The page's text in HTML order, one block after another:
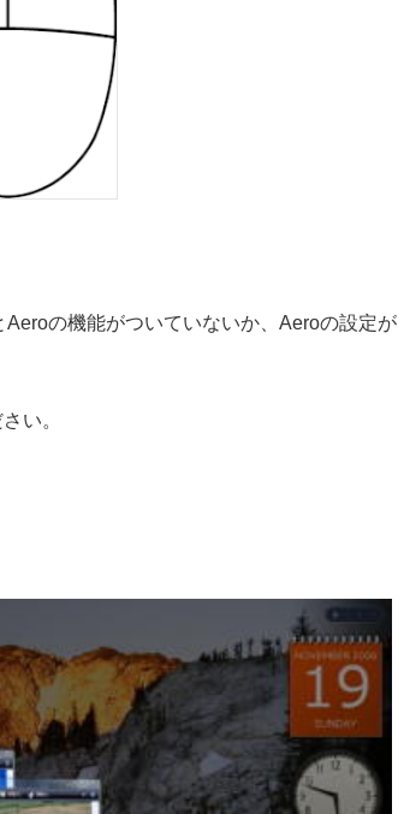
の機能がついていないか、Aeroの設定が
い。